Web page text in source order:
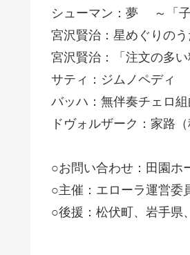
シューマン：夢 ～「
宮沢賢治：星めぐりのう
宮沢賢治：「注文の多
サティ：ジムノペディ
バッハ：無伴奏チェロ組
ドヴォルザーク：家
○お問い合わせ：田園ホ
○主催：エローラ運営委
○後援：松伏町、岩手県